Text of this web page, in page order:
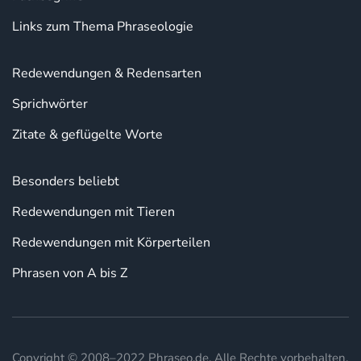
Links zum Thema Phraseologie
Redewendungen & Redensarten
Sprichwörter
Zitate & geflügelte Worte
Besonders beliebt
Redewendungen mit Tieren
Redewendungen mit Körperteilen
Phrasen von A bis Z
Copyright © 2008–2022 Phraseo.de. Alle Rechte vorbehalten.